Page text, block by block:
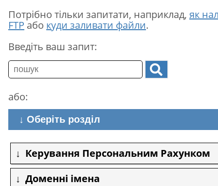
Потрібно тільки запитати, наприклад, як
FTP або куди заливати файли.
Введіть ваш запит:
або:
↓ Оберіть розділ
Керування Персональним Рахунком
Доменні імена